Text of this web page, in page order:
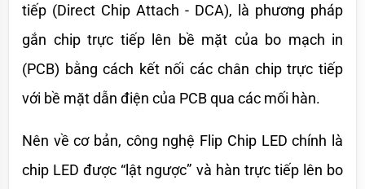
tiếp (Direct Chip Attach - DCA), là phương pháp
gắn chip trực tiếp lên bề mặt của bo mạch in
(PCB) bằng cách kết nối các chân chip trực tiếp
với bề mặt dẫn điện của PCB qua các mối hàn.
Nên về cơ bản, công nghệ Flip Chip LED chính là
chip LED được “lật ngược” và hàn trực tiếp lên bo